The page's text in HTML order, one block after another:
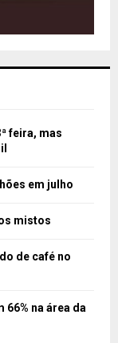
feira, mas
em julho
mistos
de café no
na área da